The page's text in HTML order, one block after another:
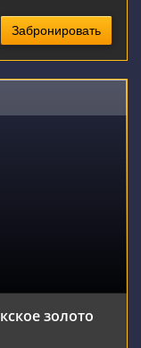
Забронировать
золото